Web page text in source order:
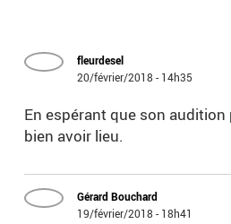
fleurdesel
20/février/2018 - 14h35
En espérant que son
bien avoir lieu.
Gérard Bouchard
19/février/2018 - 18h41